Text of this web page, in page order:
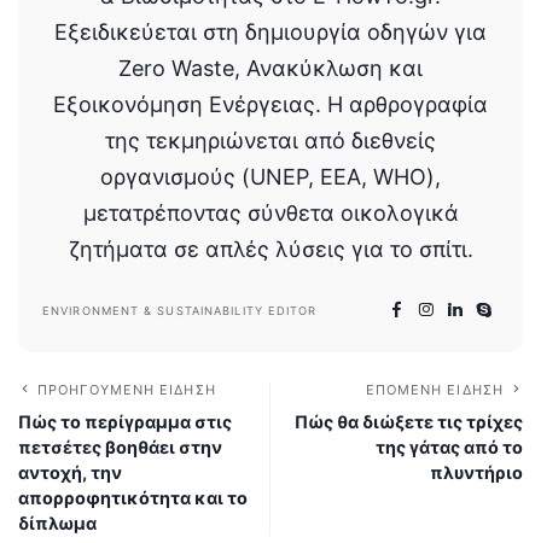
Εξειδικεύεται στη δημιουργία οδηγών για
Zero Waste, Ανακύκλωση και
Εξοικονόμηση Ενέργειας. Η αρθρογραφία
της τεκμηριώνεται από διεθνείς
οργανισμούς (UNEP, EEA, WHO),
μετατρέποντας σύνθετα οικολογικά
ζητήματα σε απλές λύσεις για το σπίτι.
ENVIRONMENT & SUSTAINABILITY EDITOR
ΠΡΟΗΓΟΎΜΕΝΗ ΕΊΔΗΣΗ
Πώς το περίγραμμα στις
πετσέτες βοηθάει στην
αντοχή, την
απορροφητικότητα και το
δίπλωμα
ΕΠΌΜΕΝΗ ΕΊΔΗΣΗ
Πώς θα διώξετε τις τρίχες
της γάτας από το
πλυντήριο